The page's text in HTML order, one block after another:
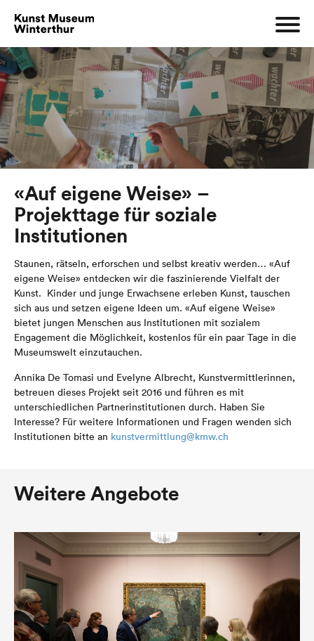
«Auf eigene Weise» –
Projekttage für soziale
Institutionen
Staunen, rätseln, erforschen und selbst kreativ werden… «Auf
eigene Weise» entdecken wir die faszinierende Vielfalt der
Kunst. Kinder und junge Erwachsene erleben Kunst, tauschen
sich aus und setzen eigene Ideen um. «Auf eigene Weise»
bietet jungen Menschen aus Institutionen mit sozialem
Engagement die Möglichkeit, kostenlos für ein paar Tage in die
Museumswelt einzutauchen.
Annika De Tomasi und Evelyne Albrecht, Kunstvermittlerinnen,
betreuen dieses Projekt seit 2016 und führen es mit
unterschiedlichen Partnerinstitutionen durch. Haben Sie
Interesse? Für weitere Informationen und Fragen wenden sich
Institutionen bitte an kunstvermittlung@kmw.ch
Weitere Angebote